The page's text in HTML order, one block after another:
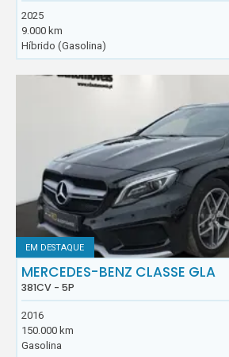
2025
9.000 km
Híbrido (Gasolina)
EM DESTAQUE
MERCEDES-BENZ CLASSE GLA
381CV - 5P
2016
150.000 km
Gasolina